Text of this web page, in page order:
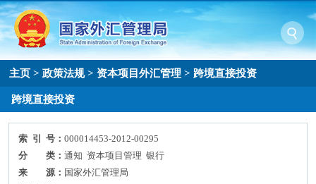
主页 >政策法规>资本项目外汇管理 >跨境直接投资
跨境直接投资
索 引 号：000014453-2012-00295
分 类：通知 资本项目管理 银行
来 源： 国家外汇管理局